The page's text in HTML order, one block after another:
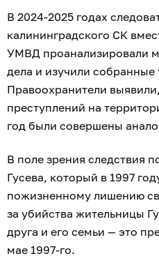
В 2024-2025 годах
калининградского СК
УМВД проанализировали
дела и изучили собранные
Правоохранители
преступлений на
год были совершены
В поле зрения следствия
Гусева, который в 1997
пожизненному лишению
за убийства жительницы
друга и его семьи — это
мае 1997-го.